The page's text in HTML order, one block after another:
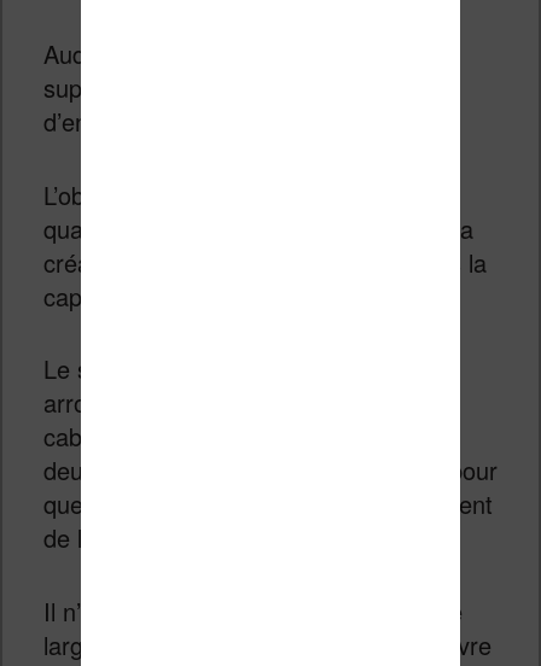
Audible passe donc à la vitesse
supérieure avec la création d’un studio
d’enregistrement à Paris.
L’objectif est de fournir du matériel de
qualité et un environnement propice à la
création de livres audio de qualité dans la
capitale française.
Le studio, situé dans le 9e
arrondissement, est composé de 3
cabines d’enregistrement (binaural) et
deux experts en son sont disponibles pour
que les futurs livres audios français soient
de la meilleure qualité possible.
Il n’est pas un secret que Audible milite
largement pour la reconnaissance du livre